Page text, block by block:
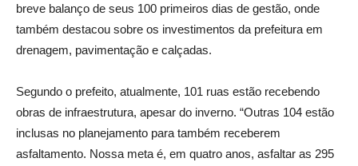
breve balanço de seus 100 primeiros dias de gestão, onde
também destacou sobre os investimentos da prefeitura em
drenagem, pavimentação e calçadas.
Segundo o prefeito, atualmente, 101 ruas estão recebendo
obras de infraestrutura, apesar do inverno. “Outras 104 estão
inclusas no planejamento para também receberem
asfaltamento. Nossa meta é, em quatro anos, asfaltar as 295